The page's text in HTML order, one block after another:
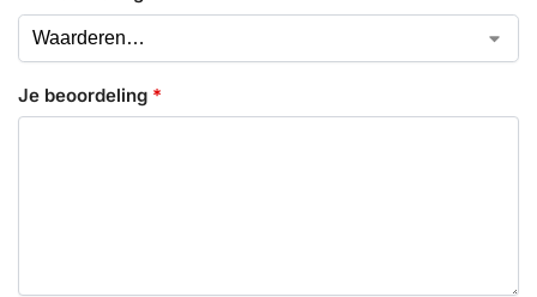
Je beoordeling *